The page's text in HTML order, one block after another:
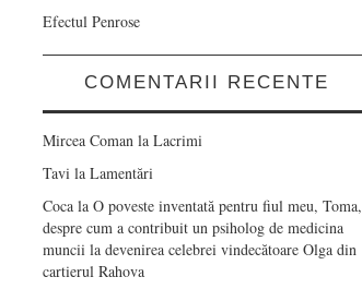
Efectul Penrose
COMENTARII RECENTE
Mircea Coman la Lacrimi
Tavi la Lamentări
Coca la O poveste inventată pentru fiul meu, Toma,
despre cum a contribuit un psiholog de medicina
muncii la devenirea celebrei vindecătoare Olga din
cartierul Rahova